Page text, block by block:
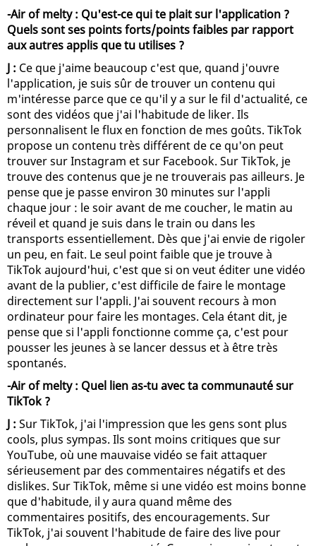
-Air of melty : Qu'est-ce qui te plait sur l'application ?
Quels sont ses points forts/points faibles par rapport
aux autres applis que tu utilises ?
J : Ce que j'aime beaucoup c'est que, quand j'ouvre
l'application, je suis sûr de trouver un contenu qui
m'intéresse parce que ce qu'il y a sur le fil d'actualité, ce
sont des vidéos que j'ai l'habitude de liker. Ils
personnalisent le flux en fonction de mes goûts. TikTok
propose un contenu très différent de ce qu'on peut
trouver sur Instagram et sur Facebook. Sur TikTok, je
trouve des contenus que je ne trouverais pas ailleurs. Je
pense que je passe environ 30 minutes sur l'appli
chaque jour : le soir avant de me coucher, le matin au
réveil et quand je suis dans le train ou dans les
transports essentiellement. Dès que j'ai envie de rigoler
un peu, en fait. Le seul point faible que je trouve à
TikTok aujourd'hui, c'est que si on veut éditer une vidéo
avant de la publier, c'est difficile de faire le montage
directement sur l'appli. J'ai souvent recours à mon
ordinateur pour faire les montages. Cela étant dit, je
pense que si l'appli fonctionne comme ça, c'est pour
pousser les jeunes à se lancer dessus et à être très
spontanés.
-Air of melty : Quel lien as-tu avec ta communauté sur
TikTok ?
J : Sur TikTok, j'ai l'impression que les gens sont plus
cools, plus sympas. Ils sont moins critiques que sur
YouTube, où une mauvaise vidéo se fait attaquer
sérieusement par des commentaires négatifs et des
dislikes. Sur TikTok, même si une vidéo est moins bonne
que d'habitude, il y aura quand même des
commentaires positifs, des encouragements. Sur
TikTok, j'ai souvent l'habitude de faire des live pour